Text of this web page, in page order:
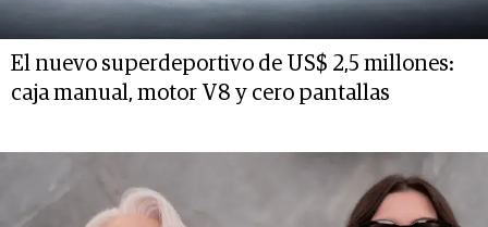
El nuevo superdeportivo de US$ 2,5 millones:
caja manual, motor V8 y cero pantallas